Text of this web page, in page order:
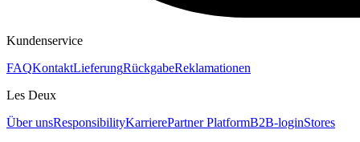
Kundenservice
FAQKontaktLieferungRückgabeReklamationen
Les Deux
Über unsResponsibilityKarrierePartner PlatformB2B-loginStores